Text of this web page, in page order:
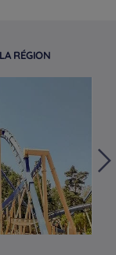
RÉGION